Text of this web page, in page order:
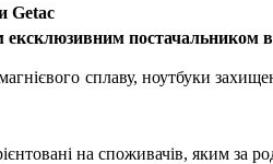
ексклюзивним постачальником
сплаву, ноутбуки
на споживачів, яким за